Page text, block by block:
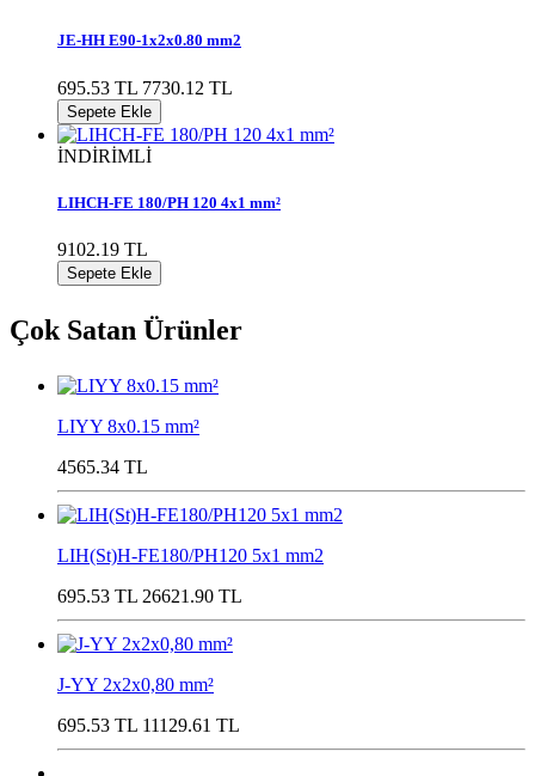
JE-HH E90-1x2x0.80 mm2
695.53 TL 7730.12 TL
Sepete Ekle
İNDİRİMLİ
LIHCH-FE 180/PH 120 4x1 mm²
9102.19 TL
Sepete Ekle
Çok Satan Ürünler
LIYY 8x0.15 mm²
4565.34 TL
LIH(St)H-FE180/PH120 5x1 mm2
695.53 TL 26621.90 TL
J-YY 2x2x0,80 mm²
695.53 TL 11129.61 TL